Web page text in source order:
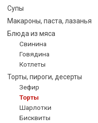
Супы
Макароны, паста, лазанья
Блюда из мяса
Свинина
Говядина
Котлеты
Торты, пироги, десерты
Зефир
Торты
Шарлотки
Бисквиты